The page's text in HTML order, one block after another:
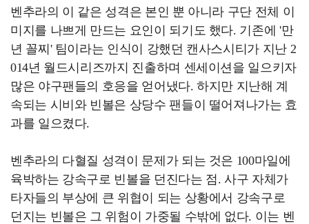
벤추라의 이 같은 성격은 본인 뿐 아니라 구단 전체 이
미지를 나쁘게 만드는 요인이 되기도 했다. 기존에 '만
년 꼴찌' 팀이라는 인식이 강했던 캔사스시티가 지난 2
014년 월드시리즈까지 진출하며 센세이션을 일으키자
많은 야구팬들의 호응을 얻어냈다. 하지만 지난해 계
속되는 시비와 빈볼은 상당수 팬들이 떨어져나가는 효
과를 일으켰다.
벤추라의 다혈질 성격이 문제가 되는 것은 100마일에
육박하는 강속구로 빈볼을 던진다는 점. 사구 자체가
타자들의 부상에 큰 위협이 되는 상황에서 강속구로
던지는 빈볼은 그 위험이 가중될 수밖에 없다. 이는 벤